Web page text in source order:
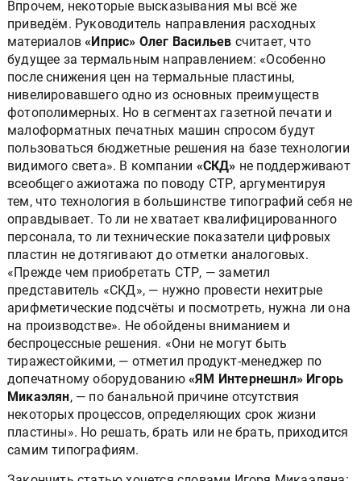
Впрочем, некоторые высказывания мы всё же
приведём. Руководитель направления расходных
материалов«Иприс» Олег Васильев считает, что
будущее за термальным направлением: «Особенно
после снижения цен на термальные пластины,
нивелировавшего одно из основных преимуществ
фотополимерных. Но в сегментах газетной печати и
малоформатных печатных машин спросом будут
пользоваться бюджетные решения на базе технологии
видимого света». В компании «СКД» не поддерживают
всеобщего ажиотажа по поводу СТР, аргументируя
тем, что технология в большинстве типографий себя не
оправдывает. То ли не хватает квалифицированного
персонала, то ли технические показатели цифровых
пластин не дотягивают до отметки аналоговых.
«Прежде чем приобретать СТР, — заметил
представитель «СКД», — нужно провести нехитрые
арифметические подсчёты и посмотреть, нужна ли она
на производстве». Не обойдены вниманием и
беспроцессные решения. «Они не могут быть
тиражестойкими, — отметил продукт-менеджер по
допечатному оборудованию «ЯМ Интернешнл» Игорь
Микаэлян, — по банальной причине отсутствия
некоторых процессов, определяющих срок жизни
пластины». Но решать, брать или не брать, приходится
самим типографиям.